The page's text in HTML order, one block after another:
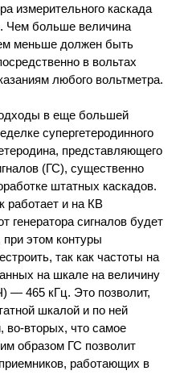
измерительного каскада
Чем больше величина
меньше должен быть
в вольтах
любого вольтметра.
в еще большей
супергетеродинного
представляющего
(ГС), существенно
штатных каскадов.
работает и на КВ
генератора сигналов будет
этом контуры
так как частоты на
на шкале на величину
— 465 кГц. Это позволит,
шкалой и по ней
во-вторых, что самое
образом ГС позволит
работающих в